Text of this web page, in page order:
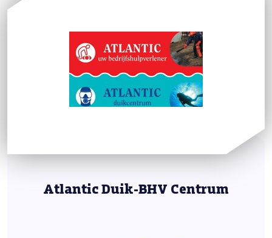
Atlantic Duik-BHV Centrum